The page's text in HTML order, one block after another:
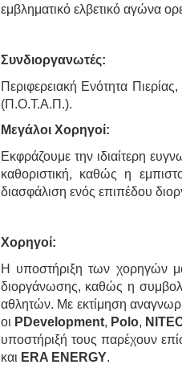
εμβληματικό ελβετικό αγώνα
Συνδιοργανωτές:
Περιφερειακή Ενότητα
(Π.Ο.Τ.Α.Π.).
Μεγάλοι Χορηγοί:
Εκφράζουμε την ιδιαίτερη
καθοριστική, καθώς η
διασφάλιση ενός επιπέδου
Χορηγοί:
Η υποστήριξη των χορηγών
διοργάνωσης, καθώς η
αθλητών. Με εκτίμηση
οι PDevelopment, Polo,
υποστήριξή τους παρέχουν
και ERA ENERGY.